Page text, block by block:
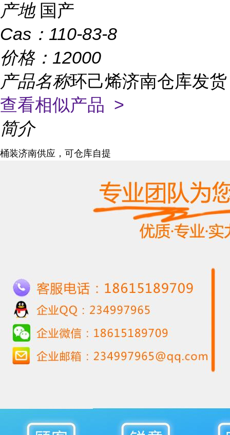
产地 国产
Cas： 110-83-8
价格： 12000
产品名称环己烯济南仓库发货
查看相似产品 >
简介
桶装济南供应，可仓库自提